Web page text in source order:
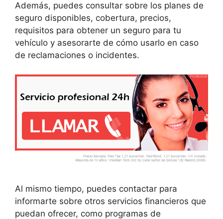
Además, puedes consultar sobre los planes de
seguro disponibles, cobertura, precios,
requisitos para obtener un seguro para tu
vehículo y asesorarte de cómo usarlo en caso
de reclamaciones o incidentes.
Al mismo tiempo, puedes contactar para
informarte sobre otros servicios financieros que
puedan ofrecer, como programas de